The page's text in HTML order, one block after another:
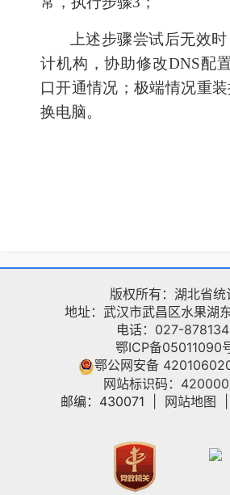
上述步骤尝试后无效
计机构，协助修改DNS配
口开通情况；极端情况重
换电脑。
版权所有：湖北省统
地址：武汉市武昌区水果湖
电话：027-
鄂ICP备05011090
鄂公网安备
网站标识码：
邮编：430071
网站地图